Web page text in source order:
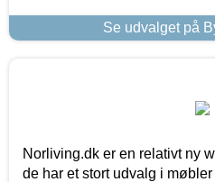
Se udvalget på
Norliving.dk er en relativt ny
de har et stort udvalg i